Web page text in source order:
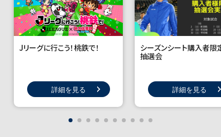
Jリーグに行こう！桃鉄で！
詳細を見る
シーズンシート購入者
抽選会
詳細を見る
1 2 3 4 5 6 7 8 9 10